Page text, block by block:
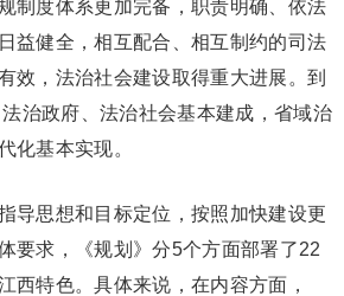
制度体系更加完备，职责明确、依法
益健全，相互配合、相互制约的司法
效，法治社会建设取得重大进展。到
治政府、法治社会基本建成，省域治
化基本实现。
思想和目标定位，按照加快建设更
要求，《规划》分5个方面部署了22
西特色。具体来说，在内容方面，